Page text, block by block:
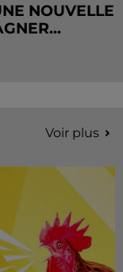
NOUVELLE
Voir plus